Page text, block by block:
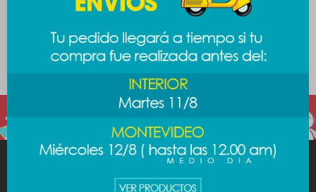
Cepillo dental
escandalosos - Polar
MINISO